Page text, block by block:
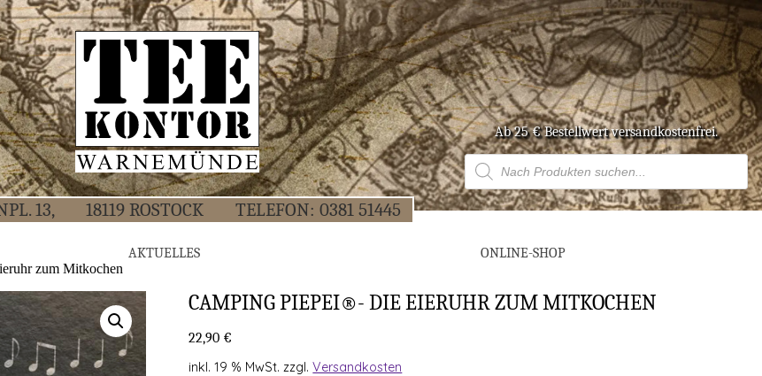
Ab 25 € Bestell­wert versandkostenfrei.
Products
search
13, 18119 ROS­TOCK TELE­FON:0381 51445
AKTU­EL­LES ONLINE-SHOP
zum Mitkochen
CAM­PING PIE­PEI®- DIE EIER­UHR ZUM MITKOCHEN
22,90 €
inkl. 19 % MwSt. zzgl.Versandkosten